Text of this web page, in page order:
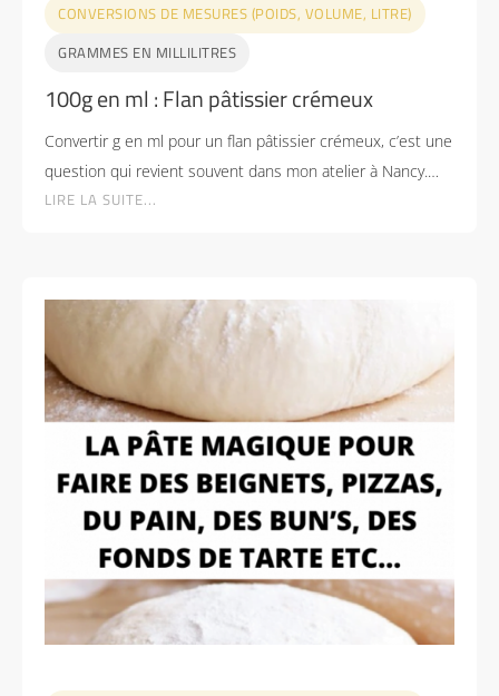
CONVERSIONS DE MESURES (POIDS, VOLUME, LITRE)
GRAMMES EN MILLILITRES
100g en ml : Flan pâtissier crémeux
Convertir g en ml pour un flan pâtissier crémeux, c’est une
question qui revient souvent dans mon atelier à Nancy.…
LIRE LA SUITE...